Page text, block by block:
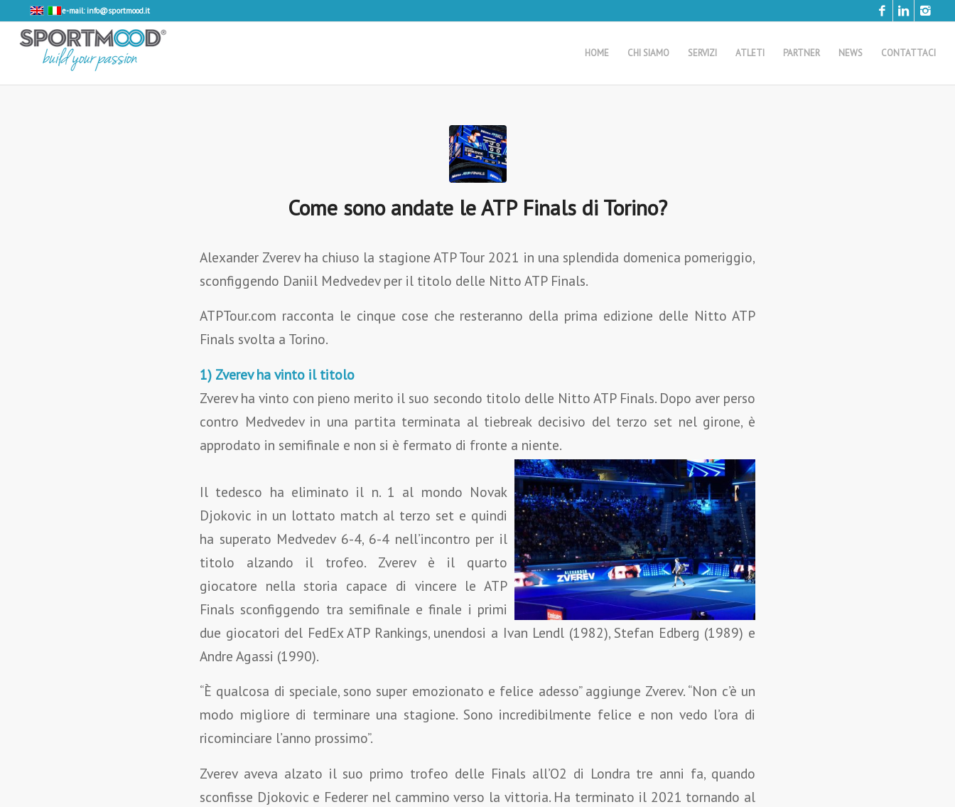
e-mail: info@sportmood.it
HOME CHI SIAMO SERVIZI ATLETI PARTNER NEWS CONTATTACI
Come sono andate le ATP Finals di Torino?
Alexander Zverev ha chiuso la stagione ATP Tour 2021 in una splendida domenica pomeriggio,
sconfiggendo Daniil Medvedev per il titolo delle Nitto ATP Finals.
ATPTour.com racconta le cinque cose che resteranno della prima edizione delle Nitto ATP
Finals svolta a Torino.
1) Zverev ha vinto il titolo
Zverev ha vinto con pieno merito il suo secondo titolo delle Nitto ATP Finals. Dopo aver perso
contro Medvedev in una partita terminata al tiebreak decisivo del terzo set nel girone, è
approdato in semifinale e non si è fermato di fronte a niente.
Il tedesco ha eliminato il n. 1 al mondo Novak
Djokovic in un lottato match al terzo set e quindi
ha superato Medvedev 6-4, 6-4 nell’incontro per il
titolo alzando il trofeo. Zverev è il quarto
giocatore nella storia capace di vincere le ATP
Finals sconfiggendo tra semifinale e finale i primi
due giocatori del FedEx ATP Rankings, unendosi a Ivan Lendl (1982), Stefan Edberg (1989) e
Andre Agassi (1990).
“È qualcosa di speciale, sono super emozionato e felice adesso” aggiunge Zverev. “Non c’è un
modo migliore di terminare una stagione. Sono incredibilmente felice e non vedo l’ora di
ricominciare l’anno prossimo”.
Zverev aveva alzato il suo primo trofeo delle Finals all’O2 di Londra tre anni fa, quando
sconfisse Djokovic e Federer nel cammino verso la vittoria. Ha terminato il 2021 tornando al